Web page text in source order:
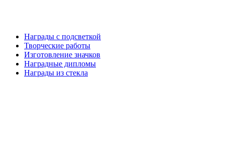
Награды с подсветкой
Творческие работы
Изготовление значков
Наградные дипломы
Награды из стекла